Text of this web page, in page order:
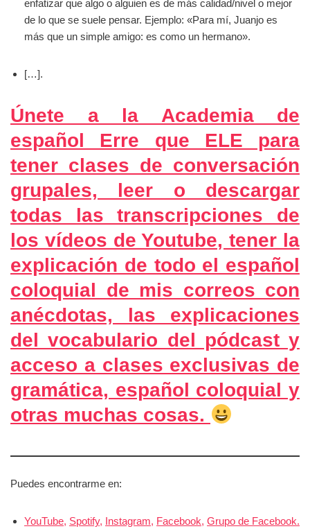
enfatizar que algo o alguien es de más calidad/nivel o mejor
de lo que se suele pensar. Ejemplo: «Para mí, Juanjo es
más que un simple amigo: es como un hermano».
[…].
Únete a la Academia de
español Erre que ELE para
tener clases de conversación
grupales, leer o descargar
todas las transcripciones de
los vídeos de Youtube, tener la
explicación de todo el español
coloquial de mis correos con
anécdotas, las explicaciones
del vocabulario del pódcast y
acceso a clases exclusivas de
gramática, español coloquial y
otras muchas cosas.
Puedes encontrarme en:
YouTube, Spotify, Instagram, Facebook, Grupo de Facebook.